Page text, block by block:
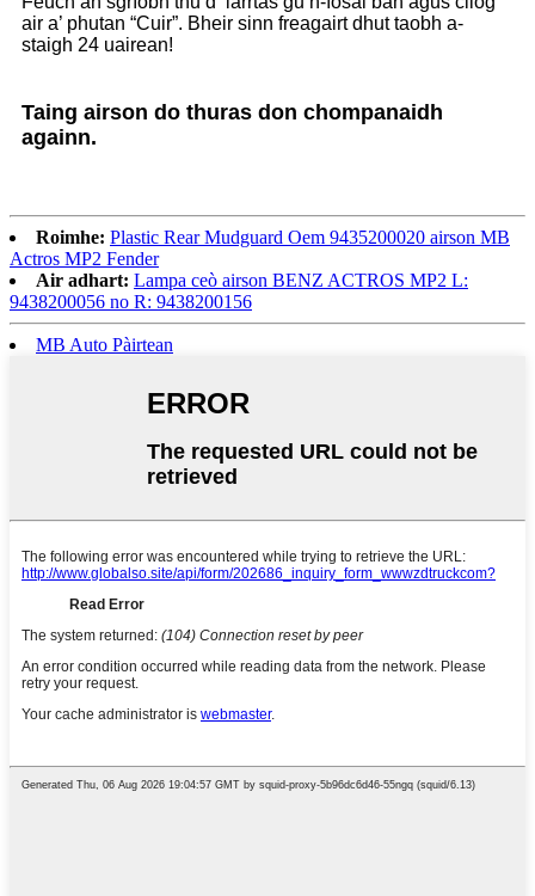
air a’ phutan “Cuir”. Bheir sinn freagairt dhut taobh a-
staigh 24 uairean!
Taing airson do thuras don chompanaidh
againn.
Roimhe: Plastic Rear Mudguard Oem 9435200020 airson MB
Actros MP2 Fender
Air adhart: Lampa ceò airson BENZ ACTROS MP2 L:
9438200056 no R: 9438200156
MB Auto Pàirtean